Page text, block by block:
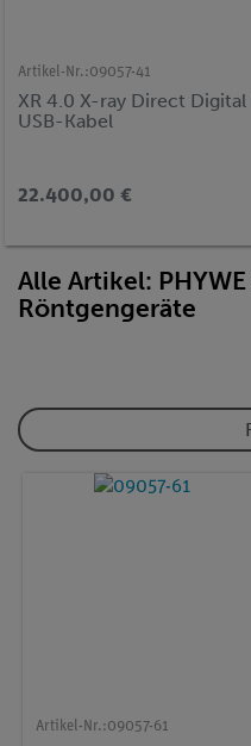
Artikel-Nr.:09057-41
XR 4.0 X-ray Direct
USB-Kabel
22.400,00 €
Alle Artikel: PHYWE
Röntgengeräte
Artikel-Nr.:09057-61